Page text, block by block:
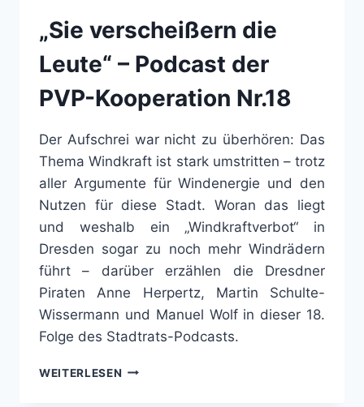
„Sie verscheißern die
Leute“ – Podcast der
PVP-Kooperation Nr.18
Der Aufschrei war nicht zu überhören: Das
Thema Windkraft ist stark umstritten – trotz
aller Argumente für Windenergie und den
Nutzen für diese Stadt. Woran das liegt
und weshalb ein „Windkraftverbot“ in
Dresden sogar zu noch mehr Windrädern
führt – darüber erzählen die Dresdner
Piraten Anne Herpertz, Martin Schulte-
Wissermann und Manuel Wolf in dieser 18.
Folge des Stadtrats-Podcasts.
WEITERLESEN „SIE